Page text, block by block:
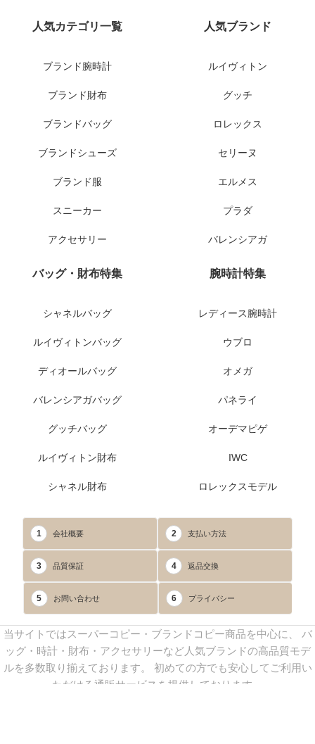
人気カテゴリ一覧
ブランド腕時計
ブランド財布
ブランドバッグ
ブランドシューズ
ブランド服
スニーカー
アクセサリー
人気ブランド
ルイヴィトン
グッチ
ロレックス
セリーヌ
エルメス
プラダ
バレンシアガ
バッグ・財布特集
シャネルバッグ
ルイヴィトンバッグ
ディオールバッグ
バレンシアガバッグ
グッチバッグ
ルイヴィトン財布
シャネル財布
腕時計特集
レディース腕時計
ウブロ
オメガ
パネライ
オーデマピゲ
IWC
ロレックスモデル
1 会社概要 2 支払い方法
3 品質保証 4 返品交換
5 お問い合わせ 6 プライバシー
当サイトではスーパーコピー・ブランドコピー商品を中心に、 バ
ッグ・時計・財布・アクセサリーなど人気ブランドの高品質モデ
ルを多数取り揃えております。 初めての方でも安心してご利用い
ただける通販サービスを提供しております。